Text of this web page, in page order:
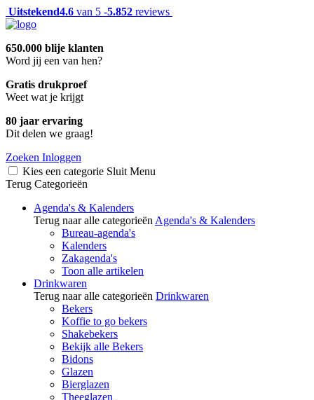
Uitstekend4.6 van 5 -5.852 reviews
650.000 blije klanten
Word jij een van hen?
Gratis drukproef
Weet wat je krijgt
80 jaar ervaring
Dit delen we graag!
Zoeken Inloggen
Kies een categorie Sluit Menu
Terug Categorieën
Agenda's & Kalenders
Terug naar alle categorieën Agenda's & Kalenders
Bureau-agenda's
Kalenders
Zakagenda's
Toon alle artikelen
Drinkwaren
Terug naar alle categorieën Drinkwaren
Bekers
Koffie to go bekers
Shakebekers
Bekijk alle Bekers
Bidons
Glazen
Bierglazen
Theeglazen